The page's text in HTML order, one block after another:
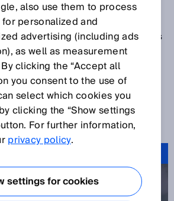
112 jaar oud zijn en nog steeds
zijn streven om de wereld te
vooruitgang. Dit jaar vieren
Onze indrukwekkende
vandaag nog steeds onze
vorm te geven.
Superpowers
also use them to process
personalized and
advertising (including ads
as well as measurement
clicking the “Accept all
you consent to the use of
select which cookies you
clicking the “Show settings
For further information,
privacy policy.
settings for cookies